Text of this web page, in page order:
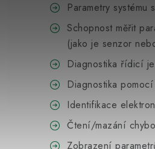
Parametry
Schopnost měřit
(jako je senzor
Diagnostika řídicí
Diagnostika
Identifikace
Čtení/mazání
Zobrazení